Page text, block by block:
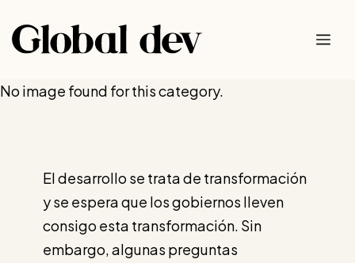
contenido
No image found for this category.
El desarrollo se trata de transformación
y se espera que los gobiernos lleven
consigo esta transformación. Sin
embargo, algunas preguntas